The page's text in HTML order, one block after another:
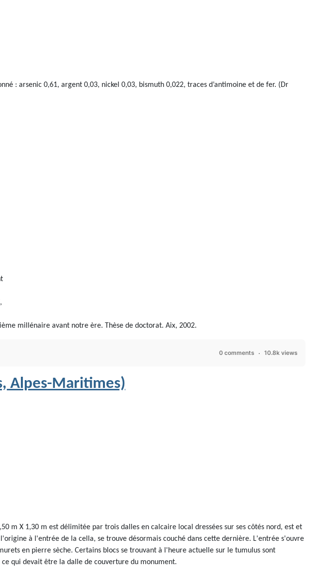
: arsenic 0,61, argent 0,03, nickel 0,03, bismuth 0,022, traces d’antimoine et de fer. (Dr
millénaire avant notre ère. Thèse de doctorat. Aix, 2002.
0 comments 10.8k views
Alpes-Maritimes)
m X 1,30 m est délimitée par trois dalles en calcaire local dressées sur ses côtés nord, est et
à l'entrée de la cella, se trouve désormais couché dans cette dernière. L'entrée s'ouvre
en pierre sèche. Certains blocs se trouvant à l'heure actuelle sur le tumulus sont
qui devait être la dalle de couverture du monument.